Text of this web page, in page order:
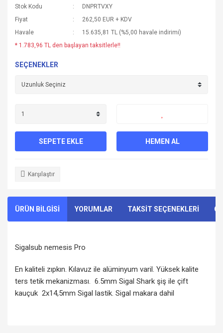
Stok Kodu
DNPRTVXY
Fiyat
262,50 EUR + KDV
Havale
15.635,81 TL (%5,00 havale indirimi)
* 1.783,96 TL den başlayan taksitlerle!!
SEÇENEKLER
SEPETE EKLE HEMEN AL
Karşılaştır
ÜRÜN BİLGİSİ YORUMLAR TAKSİT SEÇENEKLERİ
Sigalsub nemesis Pro
En kaliteli zıpkın. Kılavuz ile alüminyum varil. Yüksek kalite
ters tetik mekanizması. 6.5mm Sigal Shark şiş ile çift
kauçuk 2x14,5mm Sigal lastik. Sigal makara dahil